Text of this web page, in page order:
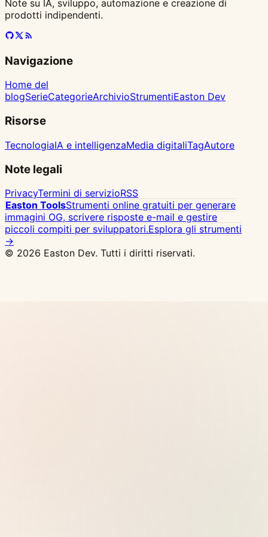
Note su IA, sviluppo, automazione e creazione di
prodotti indipendenti.
Navigazione
Home del
blogSerieCategorieArchivioStrumentiEaston Dev
Risorse
TecnologiaIA e intelligenzaMedia digitaliTagAutore
Note legali
PrivacyTermini di servizioRSS
Easton ToolsStrumenti online gratuiti per generare
immagini OG, scrivere risposte e-mail e gestire
piccoli compiti per sviluppatori.Esplora gli strumenti
→
© 2026 Easton Dev. Tutti i diritti riservati.